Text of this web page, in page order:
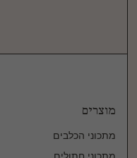
מוצרים
מתכוני הכלבים